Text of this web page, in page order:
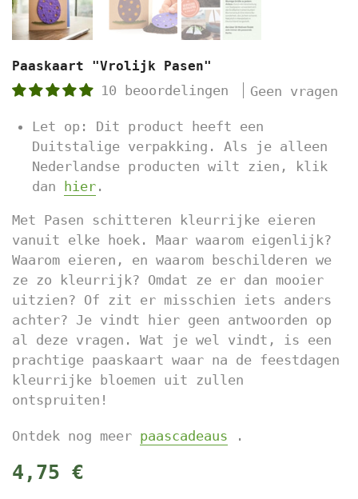
Paaskaart "Vrolijk Pasen"
10 beoordelingen Geen vragen
Let op: Dit product heeft een
Duitstalige verpakking. Als je alleen
Nederlandse producten wilt zien, klik
dan hier .
Met Pasen schitteren kleurrijke eieren
vanuit elke hoek. Maar waarom eigenlijk?
Waarom eieren, en waarom beschilderen we
ze zo kleurrijk? Omdat ze er dan mooier
uitzien? Of zit er misschien iets anders
achter? Je vindt hier geen antwoorden op
al deze vragen. Wat je wel vindt, is een
prachtige paaskaart waar na de feestdagen
kleurrijke bloemen uit zullen
ontspruiten!
Ontdek nog meer paascadeaus .
4,75 €